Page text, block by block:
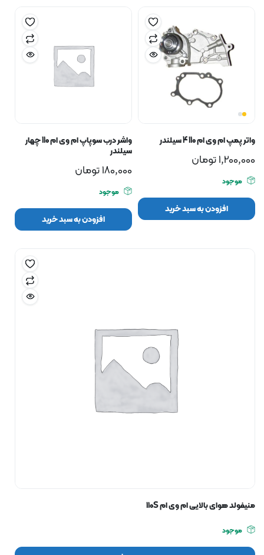
واتر پمپ ام وی ام 110 4 سیلندر
1,200,000تومان
موجود
افزودن به سبد خرید
واشر درب سوپاپ ام وی ام 110 چهار
سیلندر
180,000تومان
موجود
افزودن به سبد خرید
منیفولد هوای بالایی ام وی ام ۱۱۰S
موجود